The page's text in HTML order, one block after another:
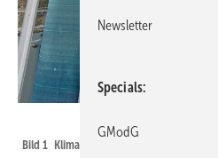
Bild 1 Klimaanlagen weisen deutlich
Newsletter
Specials
GModG